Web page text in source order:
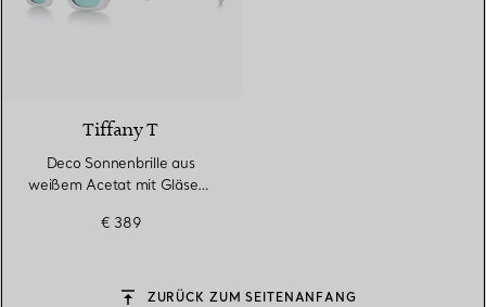
Tiffany T
Deco Sonnenbrille aus
weißem Acetat mit Gläsern
Blue®
€ 389
ZURÜCK ZUM SEITENANFANG